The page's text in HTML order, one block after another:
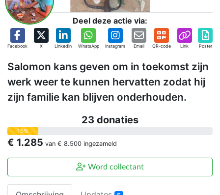
Deel deze actie via:
Facebook X Linkedin WhatsApp Instagram Email QR-code Link Poster
Salomon kans geven om in toekomst zijn
werk weer te kunnen hervatten zodat hij
zijn familie kan blijven onderhouden.
23 donaties
15%
€ 1.285 van € 8.500 ingezameld
Word collectant